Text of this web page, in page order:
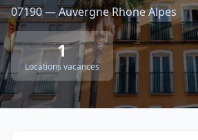
07190 — Auvergne Rhone Alpes
1
Locations vacances